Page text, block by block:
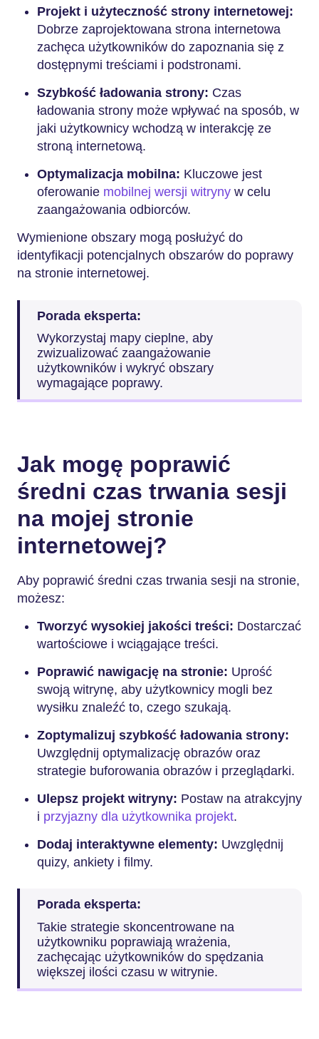
Projekt i użyteczność strony internetowej:
Dobrze zaprojektowana strona internetowa
zachęca użytkowników do zapoznania się z
dostępnymi treściami i podstronami.
Szybkość ładowania strony: Czas
ładowania strony może wpływać na sposób, w
jaki użytkownicy wchodzą w interakcję ze
stroną internetową.
Optymalizacja mobilna: Kluczowe jest
oferowanie mobilnej wersji witryny w celu
zaangażowania odbiorców.
Wymienione obszary mogą posłużyć do
identyfikacji potencjalnych obszarów do poprawy
na stronie internetowej.
Porada eksperta:
Wykorzystaj mapy cieplne, aby
zwizualizować zaangażowanie
użytkowników i wykryć obszary
wymagające poprawy.
Jak mogę poprawić
średni czas trwania sesji
na mojej stronie
internetowej?
Aby poprawić średni czas trwania sesji na stronie,
możesz:
Tworzyć wysokiej jakości treści: Dostarczać
wartościowe i wciągające treści.
Poprawić nawigację na stronie: Uprość
swoją witrynę, aby użytkownicy mogli bez
wysiłku znaleźć to, czego szukają.
Zoptymalizuj szybkość ładowania strony:
Uwzględnij optymalizację obrazów oraz
strategie buforowania obrazów i przeglądarki.
Ulepsz projekt witryny: Postaw na atrakcyjny
i przyjazny dla użytkownika projekt.
Dodaj interaktywne elementy: Uwzględnij
quizy, ankiety i filmy.
Porada eksperta:
Takie strategie skoncentrowane na
użytkowniku poprawiają wrażenia,
zachęcając użytkowników do spędzania
większej ilości czasu w witrynie.